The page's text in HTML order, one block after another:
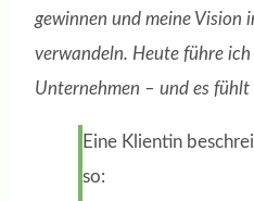
gewinnen und meine Vision
verwandeln. Heute führe ich
Unternehmen – und es
Eine Klientin
so: